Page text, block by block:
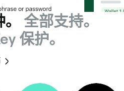
全部支持。
保护。